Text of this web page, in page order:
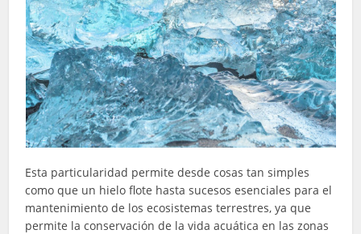
Esta particularidad permite desde cosas tan simples
como que un hielo flote hasta sucesos esenciales para el
mantenimiento de los ecosistemas terrestres, ya que
permite la conservación de la vida acuática en las zonas